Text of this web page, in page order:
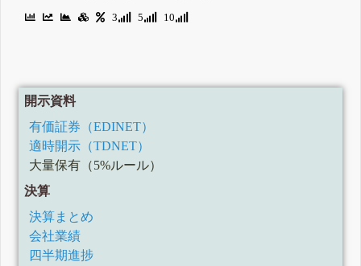
3 5 10
開示資料
有価証券（EDINET）
適時開示（TDNET）
大量保有（5%ルール）
決算
決算まとめ
会社業績
四半期進捗